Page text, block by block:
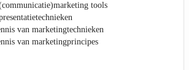
tools
van marketingtechnieken
van marketingprincipes